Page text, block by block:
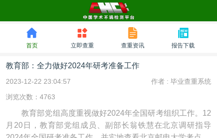
首页 立即查重 查重资讯 报告下载
教育部：全力做好2024年研考准备工作
2023-12-22 23:04:57 作者 : 毕业查重系统
浏览次数：4763
教育部党组高度重视做好2024年全国研考组织工作。12
月20日，教育部党组成员、副部长翁铁慧在北京调研指导